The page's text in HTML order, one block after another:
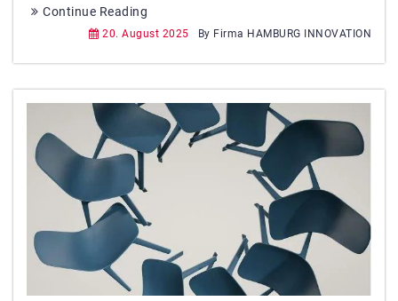
Continue Reading
20. August 2025 By Firma HAMBURG INNOVATION